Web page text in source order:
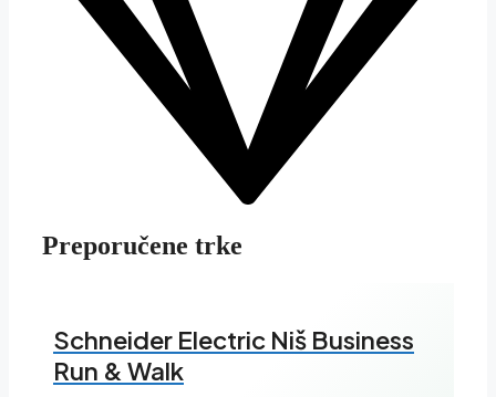
Preporučene trke
Schneider Electric Niš Business
Run & Walk